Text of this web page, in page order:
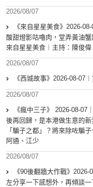
2026/08/07
《來自星星美食》2026-
酸甜燈影咕嚕肉，堂弄黃油
來自星星美食︱主持：陳俊
2026/08/07
《西城故事》2026-08-
2026/08/07
《瘋中三子》 2026-08-07
後再回歸，是本港做生意的
「騙子之都」？將來除咗騙
阿通、江少
2026/08/07
《90後翻牆大作戰》
左分享一下感想外，再傾談